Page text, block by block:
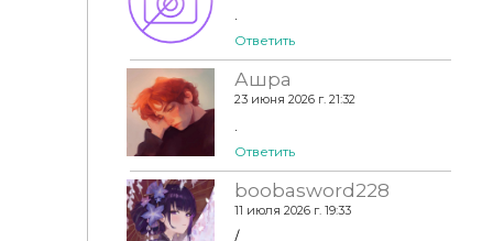
Ответить
Ашра
23 июня 2026 г. 21:32
Ответить
boobasword228
11 июля 2026 г. 19:33
/